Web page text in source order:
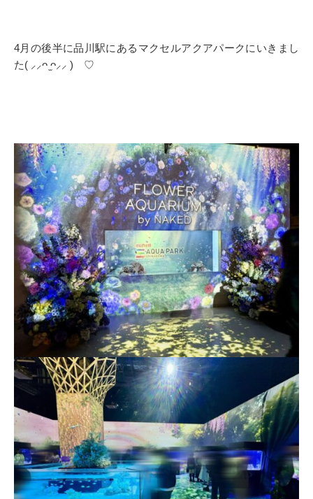
4月の後半に品川駅にあるマクセルアクアパークにいきまし
た‎( ⸝⸝ᴖ ̫ᴖ⸝⸝ ) ♡